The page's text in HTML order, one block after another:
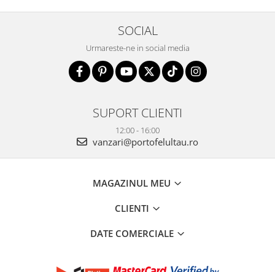
SOCIAL
Urmareste-ne in social media
SUPORT CLIENTI
12:00 - 16:00
vanzari@portofelultau.ro
MAGAZINUL MEU
CLIENTI
DATE COMERCIALE